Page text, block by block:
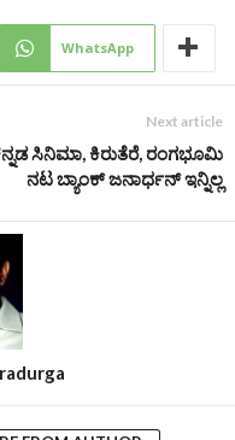
WhatsApp
Next article
ಸಿನಿಮಾ, ಕಿರುತೆರೆ, ರಂಗಭೂಮಿ
ನಟ ಬ್ಯಾಂಕ್‌ ಜನಾರ್ಧನ್‌ ಇನ್ನಿಲ್ಲ